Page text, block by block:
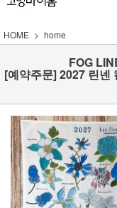
HOME home
FOG
[예약주문] 2027 린넨